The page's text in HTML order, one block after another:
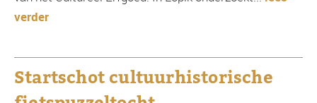
verder
Startschot cultuurhistorische